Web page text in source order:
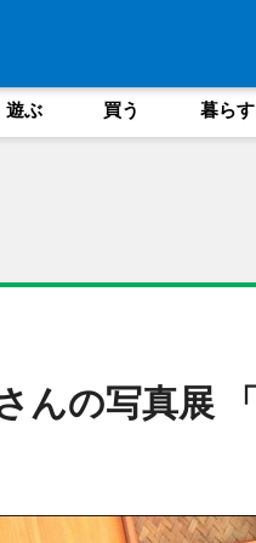
遊ぶ 買う 暮ら
んの写真展